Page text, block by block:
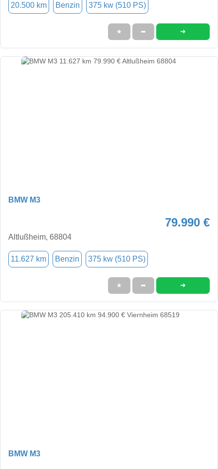
20.500 km Benzin 375 kw (510 PS)
★ ➦ ➜
BMW M3
79.990 €
Altlußheim, 68804
11.627 km Benzin 375 kw (510 PS)
★ ➦ ➜
BMW M3